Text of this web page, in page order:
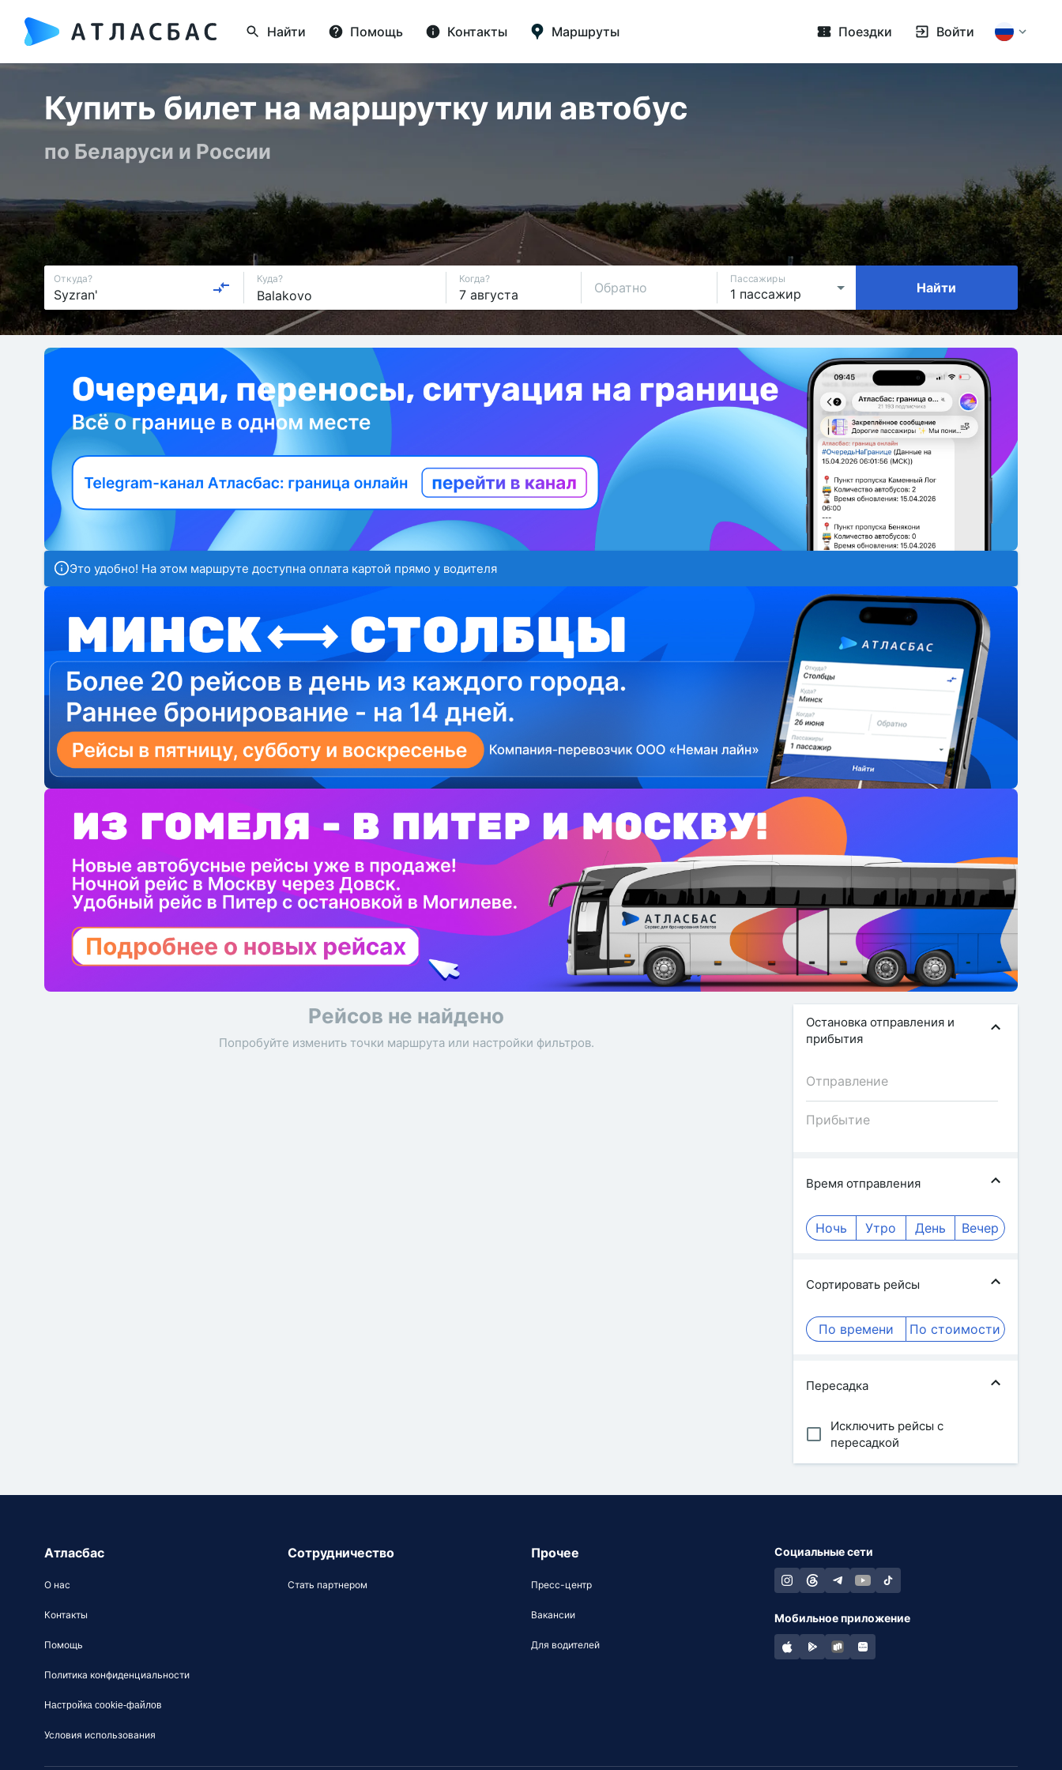
Найти Помощь Контакты Маршруты Поездки Войти
Купить билет на маршрутку или автобус
по Беларуси и России
Откуда? Куда? Когда?
Обратно
Пассажиры
Найти
Это удобно! На этом маршруте доступна оплата картой прямо у водителя
Рейсов не найдено
Попробуйте изменить точки маршрута или настройки фильтров.
Остановка отправления и
прибытия
Время отправления
Ночь Утро День Вечер
Сортировать рейсы
По времени По стоимости
Пересадка
Исключить рейсы с
пересадкой
Атласбас
О нас
Контакты
Помощь
Политика конфиденциальности
Настройка cookie-файлов
Условия использования
Сотрудничество
Стать партнером
Прочее
Пресс-центр
Вакансии
Для водителей
Социальные сети
Мобильное приложение